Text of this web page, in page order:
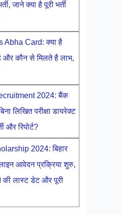
जाने क्या है पूरी भर्ती
Abha Card: क्या है
और कौन से मिलते है लाभ,
2024: बैंक
लिखित परीक्षा डायरेक्ट
और रिपोर्ट?
2024: बिहार
आवेदन प्रक्रिया शुरु,
की लास्ट डेट और पूरी